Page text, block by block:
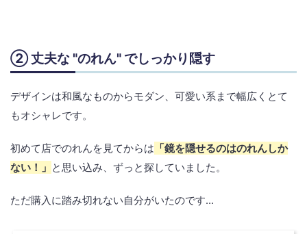
② 丈夫な "のれん" でしっかり隠す
デザインは和風なものからモダン、可愛い系まで幅広くとて
もオシャレです。
初めて店でのれんを見てからは 「鏡を隠せるのはのれんしか
ない！」 と思い込み、ずっと探していました。
ただ購入に踏み切れない自分がいたのです...